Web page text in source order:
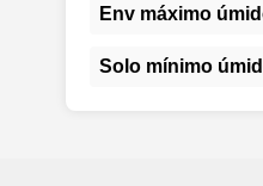
Env máximo
Solo mínimo